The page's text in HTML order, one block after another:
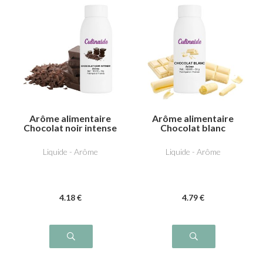
Arôme alimentaire
Chocolat noir intense
Liquide - Arôme
4.18 €
Arôme alimentaire
Chocolat blanc
Liquide - Arôme
4.79 €